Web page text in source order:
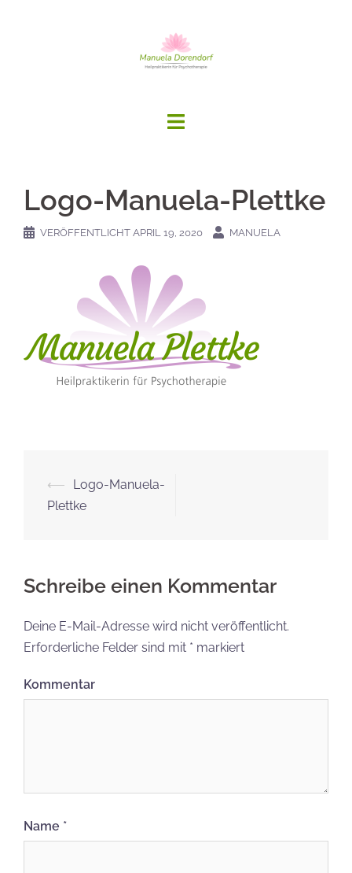
Logo-Manuela-Plettke
VERÖFFENTLICHT APRIL 19, 2020 MANUELA
Beitrags-
Navigation
⟵
Logo-Manuela-
Plettke
Schreibe einen Kommentar
Deine E-Mail-Adresse wird nicht veröffentlicht.
Erforderliche Felder sind mit * markiert
Kommentar
Name *